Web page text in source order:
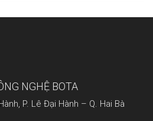
NGHỆ BOTA
P. Lê Đại Hành – Q. Hai Bà